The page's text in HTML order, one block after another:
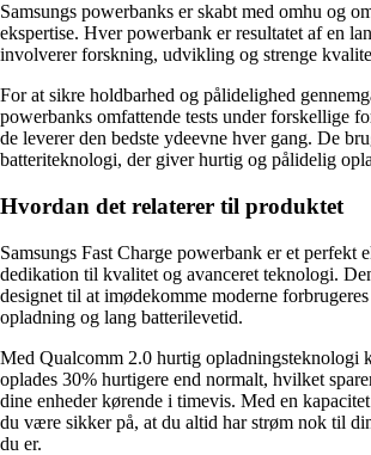
Samsungs powerbanks er skabt med omhu og
ekspertise. Hver powerbank er resultatet af en
involverer forskning, udvikling og strenge
For at sikre holdbarhed og pålidelighed
powerbanks omfattende tests under forskellige
de leverer den bedste ydeevne hver gang. De
batteriteknologi, der giver hurtig og pålidelig
Hvordan det relaterer til produktet
Samsungs Fast Charge powerbank er et perfekt
dedikation til kvalitet og avanceret teknologi.
designet til at imødekomme moderne
opladning og lang batterilevetid.
Med Qualcomm 2.0 hurtig opladningsteknologi
oplades 30% hurtigere end normalt, hvilket
dine enheder kørende i timevis. Med en
du være sikker på, at du altid har strøm nok til
du er.